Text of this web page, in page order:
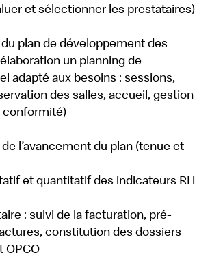
et sélectionner les prestataires)
plan de développement des
un planning de
adapté aux besoins : sessions,
des salles, accueil, gestion
conformité)
l’avancement du plan (tenue et
et quantitatif des indicateurs RH
: suivi de la facturation, pré-
constitution des dossiers
OPCO